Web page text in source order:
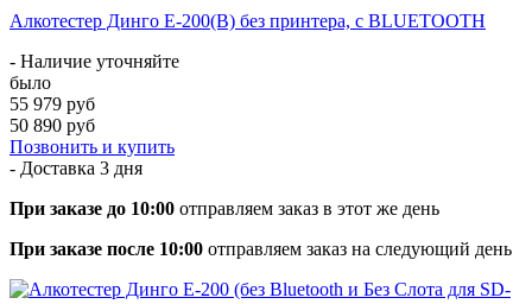
Алкотестер Динго Е-200(В) без принтера, с BLUETOOTH
- Наличие уточняйте
было
55 979 руб
50 890 руб
Позвонить и купить
- Доставка 3 дня
При заказе до 10:00 отправляем заказ в этот же день
При заказе после 10:00 отправляем заказ на следующий день